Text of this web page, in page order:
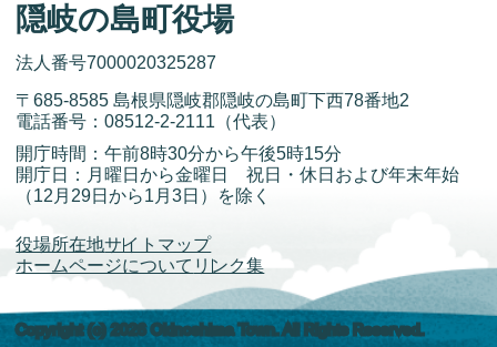
隠岐の島町役場
法人番号7000020325287
〒685-8585 島根県隠岐郡隠岐の島町下西78番地2
電話番号：08512-2-2111 （代表）
開庁時間：午前8時30分から午後5時15分
開庁日：月曜日から金曜日 祝日・休日および年末年始
（12月29日から1月3日）を除く
役場所在地サイトマップ
ホームページについて リンク集
Copyright (c) 2026 Okinoshima Town. All Rights Reserved.